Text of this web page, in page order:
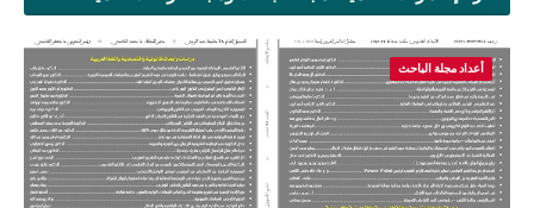
أعداد مجلة الباحث